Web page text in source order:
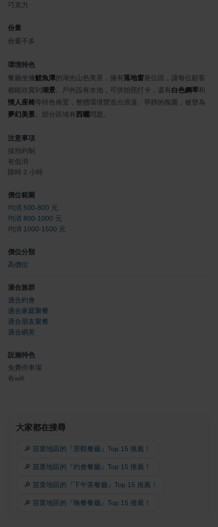
巧克力
份量
份量不多
環境特色
餐廳坐擁鯉魚潭的湖光山色美景，擁有落地窗座位區，讓每位顧客
都能欣賞到 湖景 。戶外設有水池，可供拍照打卡，還有 白色鋼琴和
情人座椅等特色佈置，整體環境營造出浪漫、寧靜的氛圍，被譽為
夢幻美景 。部分區域有西曬問題。
注意事項
採預約制
有低消
限時 2 小時
價位範圍
均消 500-800 元
均消 800-1000 元
均消 1000-1500 元
價位分類
高價位
適合族群
適合約會
適合家庭聚餐
適合朋友聚餐
適合網美
設施特色
免費停車場
有wifi
大家都在搜尋
🔎 苗栗地區的『景觀餐廳』Top 15 推薦！
🔎 苗栗地區的『約會餐廳』Top 15 推薦！
🔎 苗栗地區的『下午茶餐廳』Top 15 推薦！
🔎 苗栗地區的『晚餐餐廳』Top 15 推薦！